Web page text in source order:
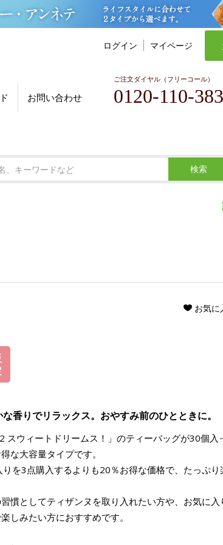
ログイン マイページ
お問い合わせ
ご注文ダイヤル（フリーコール）
0120-110-383
検索
お気に
香りでリラックス。おやすみ前のひとときに。
スウィートドリームス！」のティーバッグが30個入
な大容量タイプです。
りを3点購入するよりも20％お得な価格で、たっぷ
慣としてティザンヌを取り入れたい方や、お気に
しみたい方におすすめです。